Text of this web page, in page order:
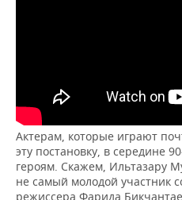
Актерам, которые играют
эту постановку, в середине
героям. Скажем, Ильтазару
не самый молодой участник
режиссера Фарида